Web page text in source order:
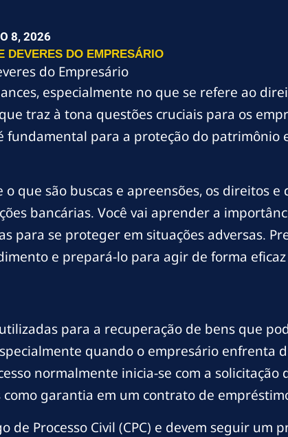
8, 2026
DEVERES DO EMPRESÁRIO
do Empresário
especialmente no que se refere ao
traz à tona questões cruciais para os
fundamental para a proteção do patrimônio
que são buscas e apreensões, os direitos e
bancárias. Você vai aprender a
para se proteger em situações adversas.
e prepará-lo para agir de forma
para a recuperação de bens que
quando o empresário enfrenta
normalmente inicia-se com a
garantia em um contrato de
de Processo Civil (CPC) e devem seguir um